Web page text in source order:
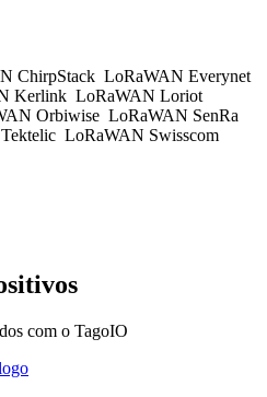
ChirpStack LoRaWAN Everynet
Kerlink LoRaWAN Loriot
Orbiwise LoRaWAN SenRa
LoRaWAN Swisscom
com o TagoIO